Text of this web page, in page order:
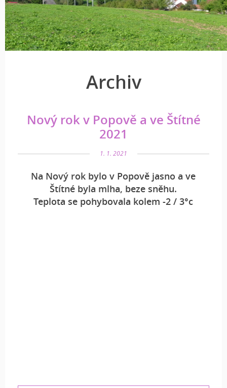
Archiv
Nový rok v Popově a ve Štítné
2021
1. 1. 2021
Na Nový rok bylo v Popově jasno a ve
Štítné byla mlha, beze sněhu.
Teplota se pohybovala kolem -2 / 3°c